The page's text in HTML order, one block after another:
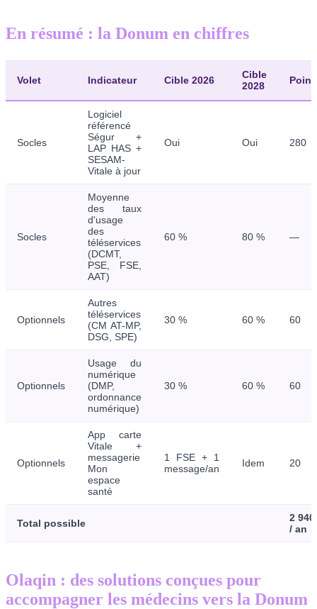
En résumé : la Donum en chiffres
Volet Indicateur Cible 2026
Cible
2028
Socles
Logiciel
référencé
Ségur +
LAP HAS +
SESAM-
Vitale à jour
Oui Oui 280
Socles
Moyenne
des taux
d'usage
des
téléservices
(DCMT,
PSE, FSE,
AAT)
60 % 80 % —
Optionnels
Autres
téléservices
(CM AT-MP,
DSG, SPE)
30 % 60 % 60
Optionnels
Usage du
numérique
(DMP,
ordonnance
numérique)
30 % 60 % 60
Optionnels
App carte
Vitale +
messagerie
Mon
espace
santé
1 FSE + 1
message/an
Idem 20
Total possible
2 940
/ an
Olaqin : des solutions conçues pour
accompagner les médecins vers la Donum